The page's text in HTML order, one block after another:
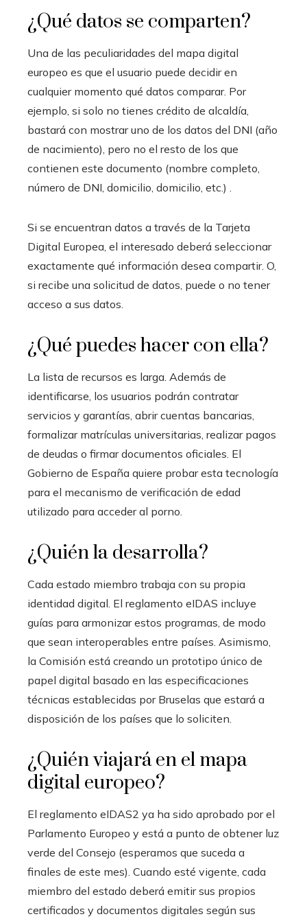
¿Qué datos se comparten?
Una de las peculiaridades del mapa digital
europeo es que el usuario puede decidir en
cualquier momento qué datos comparar. Por
ejemplo, si solo no tienes crédito de alcaldía,
bastará con mostrar uno de los datos del DNI (año
de nacimiento), pero no el resto de los que
contienen este documento (nombre completo,
número de DNI, domicilio, domicilio, etc.) .
Si se encuentran datos a través de la Tarjeta
Digital Europea, el interesado deberá seleccionar
exactamente qué información desea compartir. O,
si recibe una solicitud de datos, puede o no tener
acceso a sus datos.
¿Qué puedes hacer con ella?
La lista de recursos es larga. Además de
identificarse, los usuarios podrán contratar
servicios y garantías, abrir cuentas bancarias,
formalizar matrículas universitarias, realizar pagos
de deudas o firmar documentos oficiales. El
Gobierno de España quiere probar esta tecnología
para el mecanismo de verificación de edad
utilizado para acceder al porno.
¿Quién la desarrolla?
Cada estado miembro trabaja con su propia
identidad digital. El reglamento eIDAS incluye
guías para armonizar estos programas, de modo
que sean interoperables entre países. Asimismo,
la Comisión está creando un prototipo único de
papel digital basado en las especificaciones
técnicas establecidas por Bruselas que estará a
disposición de los países que lo soliciten.
¿Quién viajará en el mapa
digital europeo?
El reglamento eIDAS2 ya ha sido aprobado por el
Parlamento Europeo y está a punto de obtener luz
verde del Consejo (esperamos que suceda a
finales de este mes). Cuando esté vigente, cada
miembro del estado deberá emitir sus propios
certificados y documentos digitales según sus